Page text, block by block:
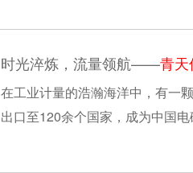
时光淬炼，流量领航——青天
在工业计量的浩瀚海洋中，有一
出口至120余个国家，成为中国